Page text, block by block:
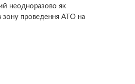
неодноразово як
зону проведення АТО на